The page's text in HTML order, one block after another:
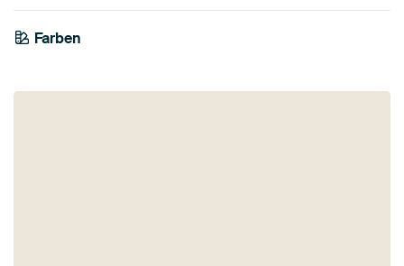
Farben
Olivgrün
Gelb
Mauve